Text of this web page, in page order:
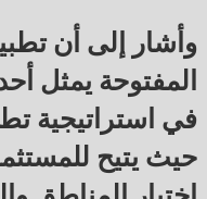
وأشار إلى أن
المفتوحة يمثل
في استراتيجية
حيث يتيح